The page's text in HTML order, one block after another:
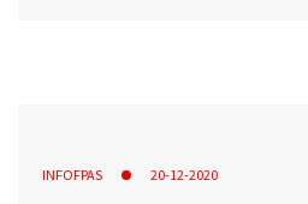
INFOFPAS 20-12-2020